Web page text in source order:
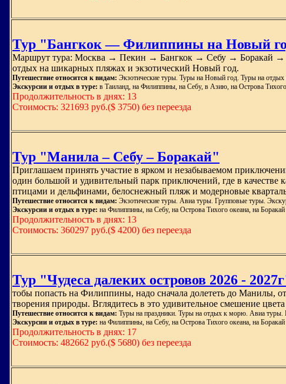
Тур "Бангкок — Филиппины на Новый
Маршрут тура: Москва → Пекин → Бангкок → Себу → Боракай →
отдых на шикарных пляжах и экзотический Новый год.
Путешествие относится к видам: Экзотические туры. Туры на Новый год. Туры на
Экскурсии и отдых в туре: в Таиланд, на Филиппины, на Себу, в Азию, на Острова
Продолжительность в днях: 13
Стоимость: 321693 руб.($ 3750) без переезда
Тур "Манила – Себу – Боракай"
Приглашаем принять участие в ярком и незабываемом
один большой и удивительный парк приключений, где в качестве
птицами и дельфинами, белоснежный пляж и модерновые
Путешествие относится к видам: Экзотические туры. Авиа туры. Групповые туры.
Экскурсии и отдых в туре: на Филиппины, на Себу, на Острова Тихого океана, на Боракай
Продолжительность в днях: 13
Стоимость: 360297 руб.($ 4200) без переезда
Тур "Чудеса далеких островов 2026 -
тобы попасть на Филиппины, надо сначала долететь до Манилы,
творения природы. Вглядитесь в это удивительное смешение
Путешествие относится к видам: Туры на праздники. Туры на отдых к морю. Авиа туры.
Экскурсии и отдых в туре: на Филиппины, на Себу, на Острова Тихого океана, на Боракай
Продолжительность в днях: 17
Стоимость: 482662 руб.($ 5680) без переезда